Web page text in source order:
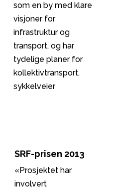
som en by med klare
visjoner for
infrastruktur og
transport, og har
tydelige planer for
kollektivtransport,
sykkelveier
norsk by kan utvikle
bymessige boliger
med god tetthet og
SRF-prisen 2013
«Prosjektet har
involvert